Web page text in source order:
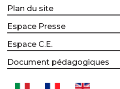
Plan du site
Espace Presse
Espace C.E.
Document pédagogiques